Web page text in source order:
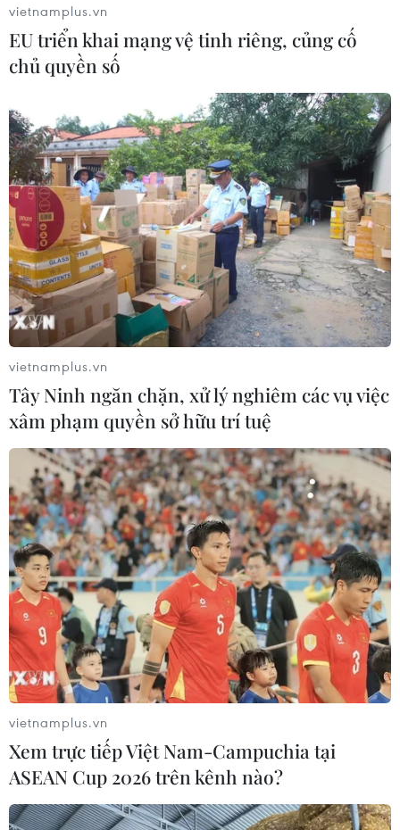
vietnamplus.vn
EU triển khai mạng vệ tinh riêng, củng cố
chủ quyền số
vietnamplus.vn
Tây Ninh ngăn chặn, xử lý nghiêm các vụ việc
xâm phạm quyền sở hữu trí tuệ
vietnamplus.vn
Xem trực tiếp Việt Nam-Campuchia tại
ASEAN Cup 2026 trên kênh nào?